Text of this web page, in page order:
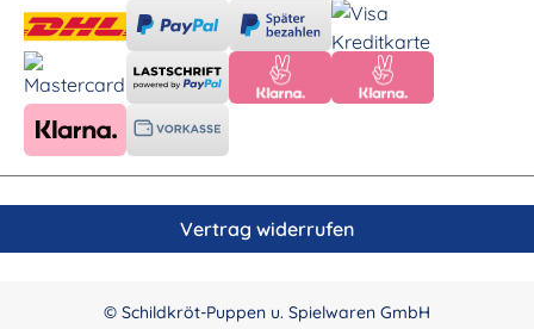
Vertrag widerrufen
© Schildkröt-Puppen u. Spielwaren GmbH